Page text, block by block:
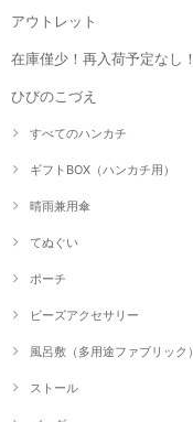
アウトレット
在庫僅少！再入荷予定なし！
ひびのこづえ
すべてのハンカチ
ギフトBOX（ハンカチ用）
晴雨兼用傘
てぬぐい
ポーチ
ビーズアクセサリー
風呂敷（多用途ファブリック）
ストール